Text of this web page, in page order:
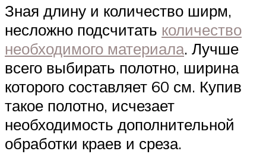
Зная длину и количество ширм,
несложно подсчитать количество
необходимого материала. Лучше
всего выбирать полотно, ширина
которого составляет 60 см. Купив
такое полотно, исчезает
необходимость дополнительной
обработки краев и среза.